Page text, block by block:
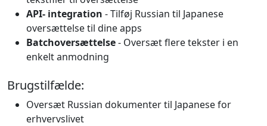
API- integration - Tilføj Russian til Japanese
oversættelse til dine apps
Batchoversættelse- Oversæt flere tekster i en
enkelt anmodning
Brugstilfælde:
Oversæt Russian dokumenter til Japanese for
erhvervslivet